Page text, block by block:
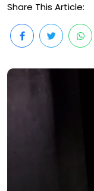
Share This Article: